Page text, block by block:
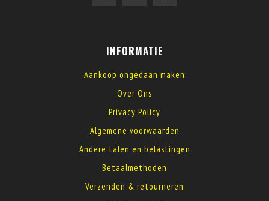
INFORMATIE
Aankoop ongedaan maken
Over Ons
Privacy Policy
Algemene voorwaarden
Andere talen en belastingen
Betaalmethoden
Verzenden & retourneren